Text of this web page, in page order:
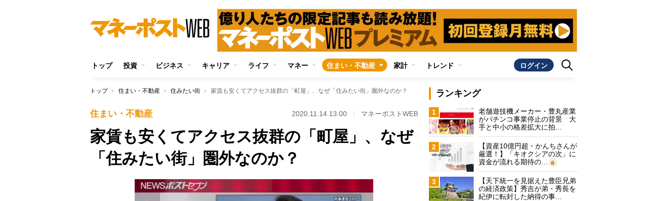
トップ 投資 ビジネス キャリア ライフ マネー 住まい・不動産 家計 トレンド ログイン
トップ 住まい・不動産 住みたい街 家賃も安くてアクセス抜群の「町屋」、なぜ「住みたい街」圏外なのか？
住まい・不動産 2020.11.14 13:00 マネーポストWEB
家賃も安くてアクセス抜群の「町屋」、なぜ
「住みたい街」圏外なのか？
ランキング
1
老舗遊技機メーカー・豊丸産業
がパチンコ事業停止の背景 大
手と中小の格差拡大に拍…
2
【資産10億円超・かんちさんが
厳選！】「キオクシアの次」に
資金が流れる期待の…
3
【天下統一を見据えた豊臣兄弟
の経済政策】秀吉が弟・秀長を
紀伊に転封した納得の事…